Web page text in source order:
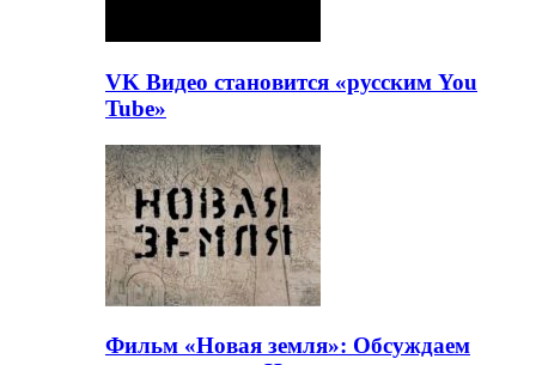
VK Видео становится «русским You
Tube»
Фильм «Новая земля»: Обсуждаем